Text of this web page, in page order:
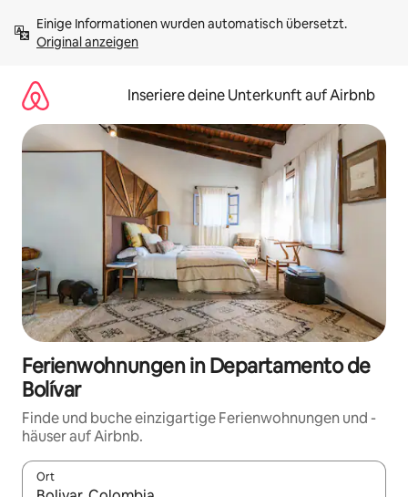
Inhalten
springenOriginal anzeigen
Inseriere deine Unterkunft auf Airbnb
Ferienwohnungen in Departamento de
Bolívar
Finde und buche einzigartige Ferienwohnungen und -
häuser auf Airbnb.
Ort
Wenn Ergebnisse verfügbar sind, navigiere mit den